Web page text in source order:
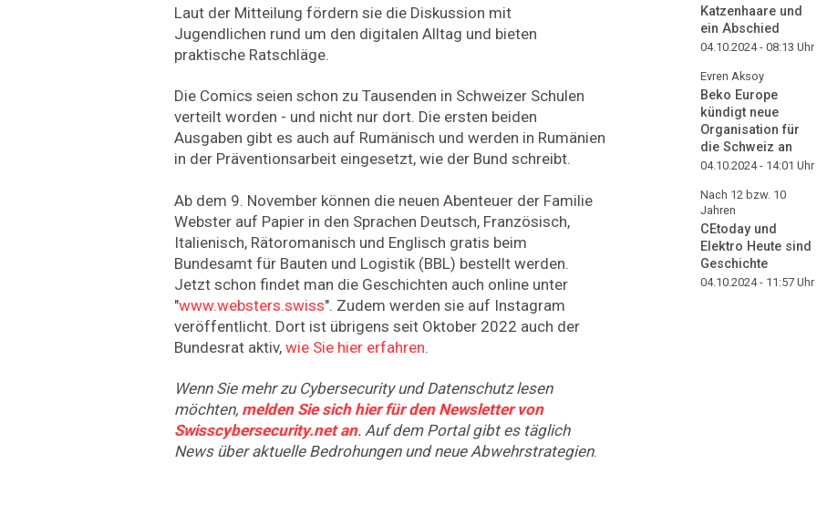
Laut der Mitteilung fördern sie die Diskussion mit
Jugendlichen rund um den digitalen Alltag und bieten
praktische Ratschläge.
Die Comics seien schon zu Tausenden in Schweizer Schulen
verteilt worden - und nicht nur dort. Die ersten beiden
Ausgaben gibt es auch auf Rumänisch und werden in Rumänien
in der Präventionsarbeit eingesetzt, wie der Bund schreibt.
Ab dem 9. November können die neuen Abenteuer der Familie
Webster auf Papier in den Sprachen Deutsch, Französisch,
Italienisch, Rätoromanisch und Englisch gratis beim
Bundesamt für Bauten und Logistik (BBL) bestellt werden.
Jetzt schon findet man die Geschichten auch online unter
"www.websters.swiss". Zudem werden sie auf Instagram
veröffentlicht. Dort ist übrigens seit Oktober 2022 auch der
Bundesrat aktiv, wie Sie hier erfahren.
Wenn Sie mehr zu Cybersecurity und Datenschutz lesen
möchten, melden Sie sich hier für den Newsletter von
Swisscybersecurity.net an. Auf dem Portal gibt es täglich
News über aktuelle Bedrohungen und neue Abwehrstrategien.
Katzenhaare und
ein Abschied
04.10.2024 - 08:13 Uhr
Evren Aksoy
Beko Europe
kündigt neue
Organisation für
die Schweiz an
04.10.2024 - 14:01 Uhr
Nach 12 bzw. 10
Jahren
CEtoday und
Elektro Heute sind
Geschichte
04.10.2024 - 11:57 Uhr